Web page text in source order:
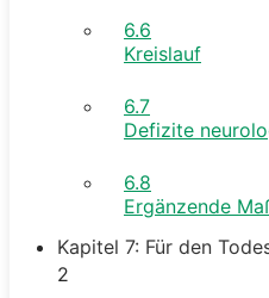
6.6
Kreislauf
6.7
Defizite
6.8
Ergänzende
Kapitel 7: Für den
2